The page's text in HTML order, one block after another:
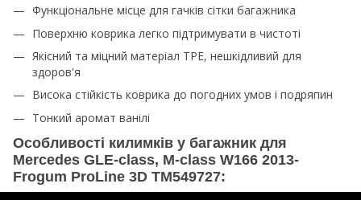
Функціональне місце для гачків сітки багажника
Поверхню коврика легко підтримувати в чистоті
Якісний та міцний матеріал TPE, нешкідливий для
здоров'я
Висока стійкість коврика до погодних умов і подряпин
Тонкий аромат ванілі
Особливості килимків у багажник для
Mercedes GLE-class, M-class W166 2013-
Frogum ProLine 3D TM549727: